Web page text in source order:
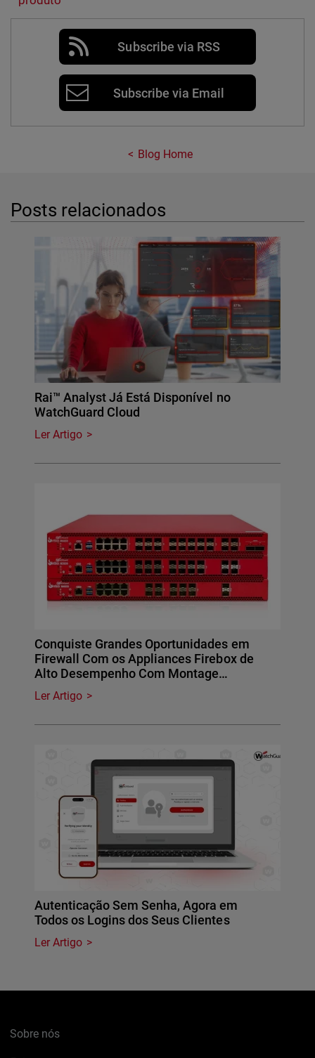
Subscribe via RSS
Subscribe via Email
Blog Home
Posts relacionados
Rai™ Analyst Já Está Disponível no
WatchGuard Cloud
Ler Artigo
Conquiste Grandes Oportunidades em
Firewall Com os Appliances Firebox de
Alto Desempenho Com Montage…
Ler Artigo
Autenticação Sem Senha, Agora em
Todos os Logins dos Seus Clientes
Ler Artigo
Sobre nós